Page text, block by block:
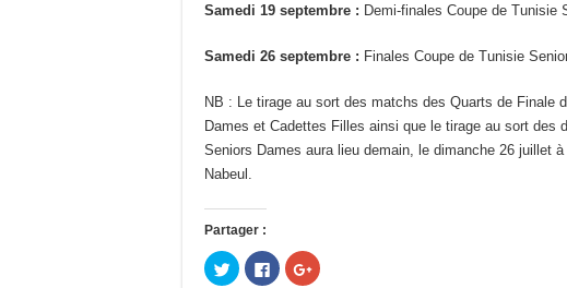
Samedi 19 septembre : Demi-finales Coupe de Tunisie
Samedi 26 septembre : Finales Coupe de Tunisie
NB : Le tirage au sort des matchs des Quarts de Finale
Dames et Cadettes Filles ainsi que le tirage au sort des
Seniors Dames aura lieu demain, le dimanche 26 juillet
Nabeul.
Partager :
C
l
C
l
C
l